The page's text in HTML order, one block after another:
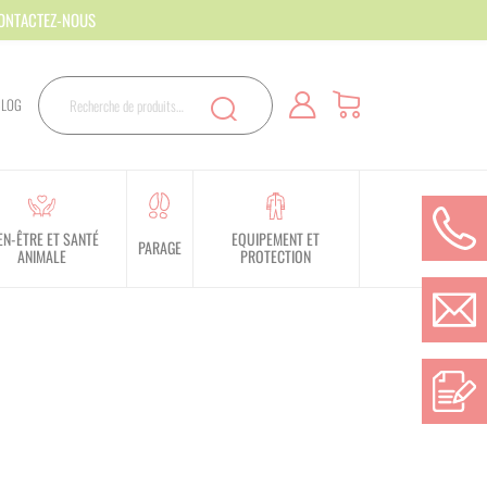
Rechercher Recherche
ÊTRE ET SANTÉ
ANIMALE PARAGE EQUIPEMENT ET
PROTECTION
NOUS